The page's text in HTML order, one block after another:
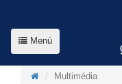
Menú
Multimédia